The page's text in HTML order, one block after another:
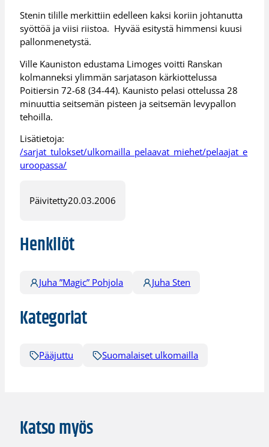
Stenin tilille merkittiin edelleen kaksi koriin johtanutta
syöttöä ja viisi riistoa. Hyvää esitystä himmensi kuusi
pallonmenetystä.
Ville Kauniston edustama Limoges voitti Ranskan
kolmanneksi ylimmän sarjatason kärkiottelussa
Poitiersin 72-68 (34-44). Kaunisto pelasi ottelussa 28
minuuttia seitsemän pisteen ja seitsemän levypallon
tehoilla.
Lisätietoja:
/sarjat_tulokset/ulkomailla_pelaavat_miehet/pelaajat_e
uroopassa/
Päivitetty20.03.2006
Henkilöt
Juha ”Magic” Pohjola Juha Sten
Kategoriat
Pääjuttu Suomalaiset ulkomailla
Katso myös